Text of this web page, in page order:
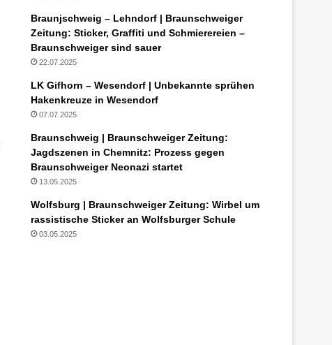
Braunjschweig – Lehndorf | Braunschweiger
Zeitung: Sticker, Graffiti und Schmierereien –
Braunschweiger sind sauer
22.07.2025
LK Gifhorn – Wesendorf | Unbekannte sprühen
Hakenkreuze in Wesendorf
07.07.2025
Braunschweig | Braunschweiger Zeitung:
Jagdszenen in Chemnitz: Prozess gegen
Braunschweiger Neonazi startet
13.05.2025
Wolfsburg | Braunschweiger Zeitung: Wirbel um
rassistische Sticker an Wolfsburger Schule
03.05.2025